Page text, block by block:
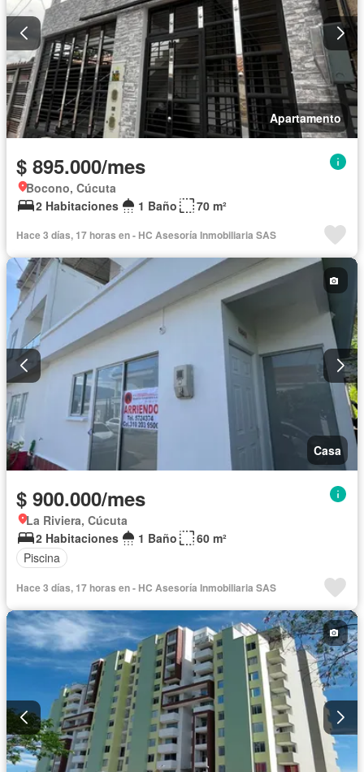
Apartamento
$ 895.000/mes
Bocono, Cúcuta
2 Habitaciones
1 Baño 70 m²
Hace 3 días, 17 horas en - HC Asesoría Inmobiliaria SAS
Casa
$ 900.000/mes
La Riviera, Cúcuta
2 Habitaciones
1 Baño
60 m²
Piscina
Hace 3 días, 17 horas en - HC Asesoría Inmobiliaria SAS